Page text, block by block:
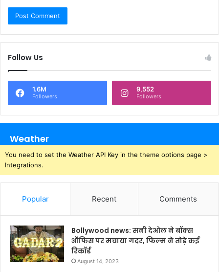
Follow Us
1.6M
Followers
9,552
Followers
Weather
You need to set the Weather API Key in the theme options page >
Integrations.
Popular Recent Comments
Bollywood news: सनी देओल ने बॉक्स
ऑफिस पर मचाया गदर, फिल्म ने तोड़े कई
रिकॉर्ड
August 14, 2023